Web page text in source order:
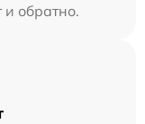
и обратно.